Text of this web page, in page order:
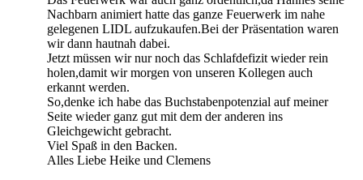
Nachbarn animiert hatte das ganze Feuerwerk im nahe
gelegenen LIDL aufzukaufen.Bei der Präsentation waren
wir dann hautnah dabei.
Jetzt müssen wir nur noch das Schlafdefizit wieder rein
holen,damit wir morgen von unseren Kollegen auch
erkannt werden.
So,denke ich habe das Buchstabenpotenzial auf meiner
Seite wieder ganz gut mit dem der anderen ins
Gleichgewicht gebracht.
Viel Spaß in den Backen.
Alles Liebe Heike und Clemens